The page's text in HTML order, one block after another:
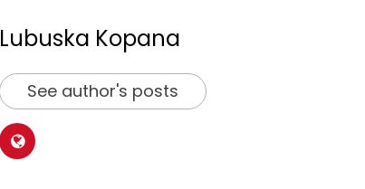
Lubuska Kopana
See author's posts